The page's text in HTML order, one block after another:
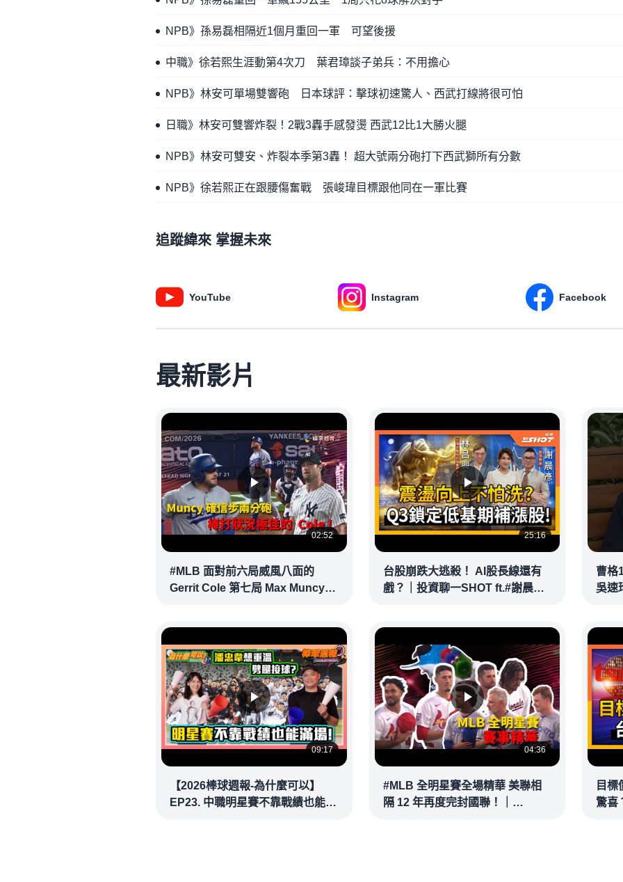
NPB》孫易磊相隔近1個月重回一軍 可望後援
中職》徐若熙生涯動第4次刀 葉君璋談子弟兵：不用擔心
NPB》林安可單場雙響砲 日本球評：擊球初速驚人、西武打線將很可怕
日職》林安可雙響炸裂！2戰3轟手感發燙 西武12比1大勝火腿
NPB》林安可雙安、炸裂本季第3轟！ 超大號兩分砲打下西武獅所有分數
NPB》徐若熙正在跟腰傷奮戰 張峻瑋目標跟他同在一軍比賽
追蹤緯來 掌握未來
YouTube Instagram Facebook
最新影片
02:52
#MLB 面對前六局威風八面的
Gerrit Cole 第七局 Max Muncy
25:16
台股崩跌大逃殺！ AI股長線還有
戲？｜投資聊一SHOT ft.#謝晨彥
曹格
吳速
09:17
【2026棒球週報-為什麼可以】
EP23. 中職明星賽不靠戰績也能滿
04:36
#MLB 全明星賽全場精華 美聯相
隔 12 年再度完封國聯！｜
目標
驚喜